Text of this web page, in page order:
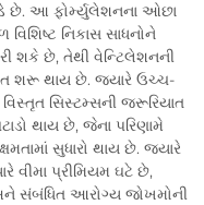
છે. આ ફોર્મ્યુલેશનના ઓછા
નિકાસ સાધનોને
શકે છે, તેથી વેન્ટિલેશનની
શરૂ થાય છે. જ્યારે ઉચ્ચ-
સિસ્ટમ્સની જરૂરિયાત
થાય છે, જેના પરિણામે
સુધારો થાય છે. જ્યારે
વીમા પ્રીમિયમ ઘટે છે,
સંબંધિત આરોગ્ય જોખમોની